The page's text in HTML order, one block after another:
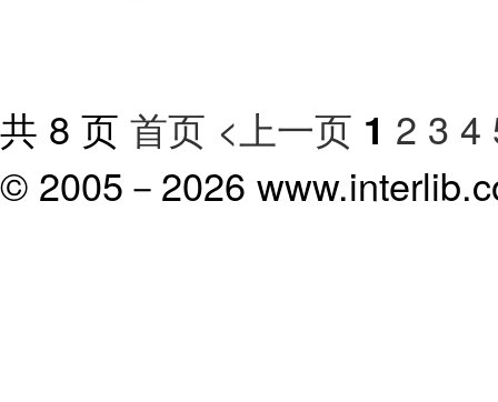
共 8 页 首页 <上一页 1 2 3 4
© 2005－ 2026